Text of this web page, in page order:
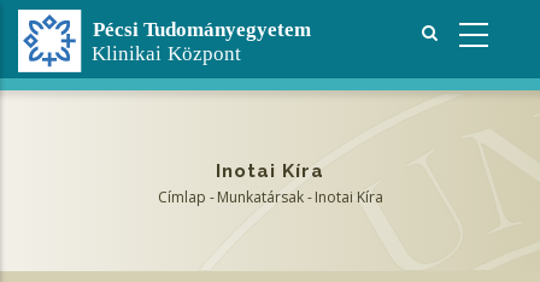
Ugrás
tartalomra
Inotai Kíra
Címlap - Munkatársak - Inotai Kíra